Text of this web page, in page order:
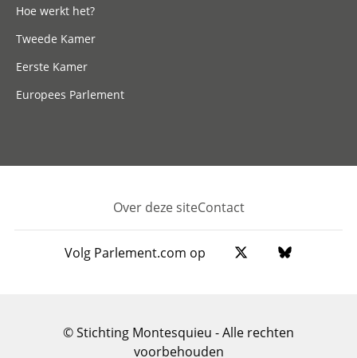
Hoe werkt het?
Tweede Kamer
Eerste Kamer
Europees Parlement
Footer
Over deze siteContact
Volg Parlement.com op
© Stichting Montesquieu - Alle rechten
voorbehouden